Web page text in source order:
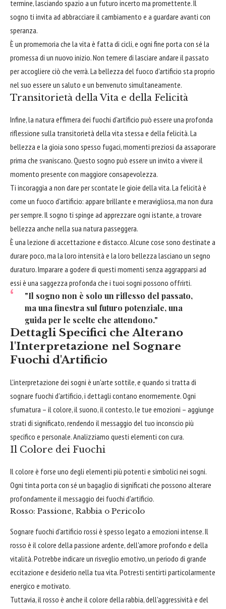
termine, lasciando spazio a un futuro incerto ma promettente. Il
sogno ti invita ad abbracciare il cambiamento e a guardare avanti con
speranza.
È un promemoria che la vita è fatta di cicli, e ogni fine porta con sé la
promessa di un nuovo inizio. Non temere di lasciare andare il passato
per accogliere ciò che verrà. La bellezza del fuoco d'artificio sta proprio
nel suo essere un saluto e un benvenuto simultaneamente.
Transitorietà della Vita e della Felicità
Infine, la natura effimera dei fuochi d'artificio può essere una profonda
riflessione sulla transitorietà della vita stessa e della felicità. La
bellezza e la gioia sono spesso fugaci, momenti preziosi da assaporare
prima che svaniscano. Questo sogno può essere un invito a vivere il
momento presente con maggiore consapevolezza.
Ti incoraggia a non dare per scontate le gioie della vita. La felicità è
come un fuoco d'artificio: appare brillante e meravigliosa, ma non dura
per sempre. Il sogno ti spinge ad apprezzare ogni istante, a trovare
bellezza anche nella sua natura passeggera.
È una lezione di accettazione e distacco. Alcune cose sono destinate a
durare poco, ma la loro intensità e la loro bellezza lasciano un segno
duraturo. Imparare a godere di questi momenti senza aggrapparsi ad
essi è una saggezza profonda che i tuoi sogni possono offrirti.
"Il sogno non è solo un riflesso del passato,
ma una finestra sul futuro potenziale, una
guida per le scelte che attendono."
Dettagli Specifici che Alterano
l'Interpretazione nel Sognare
Fuochi d'Artificio
L'interpretazione dei sogni è un'arte sottile, e quando si tratta di
sognare fuochi d'artificio, i dettagli contano enormemente. Ogni
sfumatura – il colore, il suono, il contesto, le tue emozioni – aggiunge
strati di significato, rendendo il messaggio del tuo inconscio più
specifico e personale. Analizziamo questi elementi con cura.
Il Colore dei Fuochi
Il colore è forse uno degli elementi più potenti e simbolici nei sogni.
Ogni tinta porta con sé un bagaglio di significati che possono alterare
profondamente il messaggio dei fuochi d'artificio.
Rosso: Passione, Rabbia o Pericolo
Sognare fuochi d'artificio rossi è spesso legato a emozioni intense. Il
rosso è il colore della passione ardente, dell'amore profondo e della
vitalità. Potrebbe indicare un risveglio emotivo, un periodo di grande
eccitazione e desiderio nella tua vita. Potresti sentirti particolarmente
energico e motivato.
Tuttavia, il rosso è anche il colore della rabbia, dell'aggressività e del